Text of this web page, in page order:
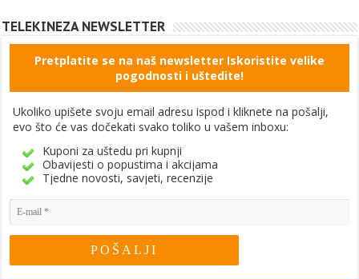
TELEKINEZA NEWSLETTER
Pretplatite se na naš newsletter Iskoristite velike
pogodnosti i uštedite!
Ukoliko upišete svoju email adresu ispod i kliknete na pošalji,
evo što će vas dočekati svako toliko u vašem inboxu:
Kuponi za uštedu pri kupnji
Obavijesti o popustima i akcijama
Tjedne novosti, savjeti, recenzije